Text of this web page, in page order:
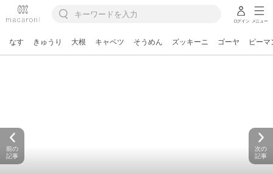
ログイン メニュー
なす きゅうり 大根 キャベツ そうめん ズッキーニ ゴーヤ ピーマ
前の
記事
次の
記事